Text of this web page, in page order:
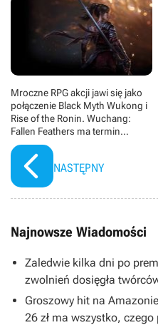
Mroczne RPG akcji jawi się jako
połączenie Black Myth Wukong i
Rise of the Ronin. Wuchang:
Fallen Feathers ma termin
premiery
NASTĘPNY
Najnowsze Wiadomości
Zaledwie kilka dni po
zwolnień dosięgła
Groszowy hit na
26 zł ma wszystko, czego